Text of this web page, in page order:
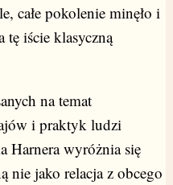
całe pokolenie minęło i
iście klasyczną
na temat
i praktyk ludzi
Harnera wyróżnia się
nie jako relacja z obcego